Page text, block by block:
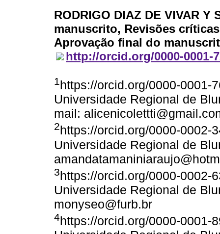
RODRIGO DIAZ DE VIVAR Y
manuscrito, Revisões
Aprovação final do
http://orcid.org/0000-0001-
1https://orcid.org/0000-0001-
Universidade Regional de
mail:
2https://orcid.org/0000-0002-
Universidade Regional de
3https://orcid.org/0000-0002-
Universidade Regional de
monyseo@furb.br
4https://orcid.org/0000-0001-